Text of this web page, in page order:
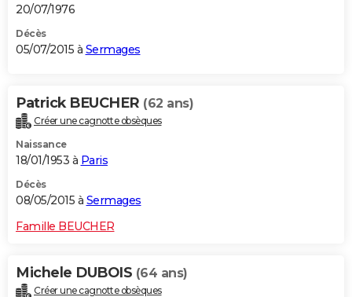
20/07/1976
Décès
05/07/2015 à Sermages
Patrick BEUCHER (62 ans)
Créer une cagnotte obsèques
Naissance
18/01/1953 à Paris
Décès
08/05/2015 à Sermages
Famille BEUCHER
Michele DUBOIS (64 ans)
Créer une cagnotte obsèques